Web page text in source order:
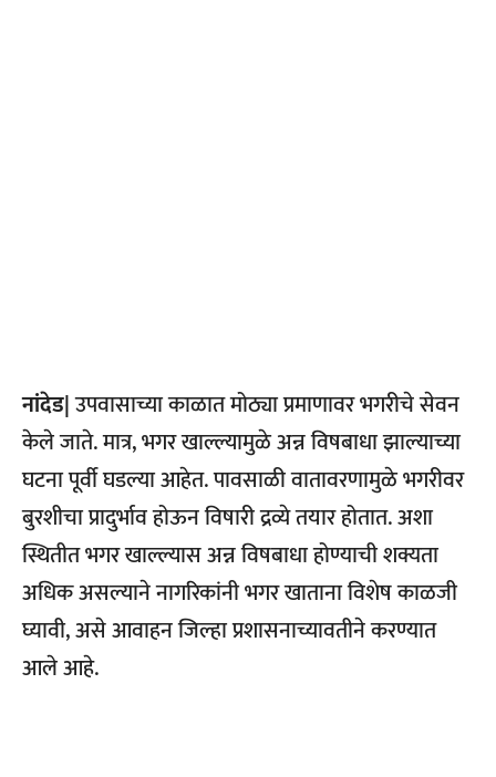
नांदेड|उपवासाच्या काळात मोठ्या प्रमाणावर भगरीचे सेवन
केले जाते. मात्र, भगर खाल्ल्यामुळे अन्न विषबाधा झाल्याच्या
घटना पूर्वी घडल्या आहेत. पावसाळी वातावरणामुळे भगरीवर
बुरशीचा प्रादुर्भाव होऊन विषारी द्रव्ये तयार होतात. अशा
स्थितीत भगर खाल्ल्यास अन्न विषबाधा होण्याची शक्यता
अधिक असल्याने नागरिकांनी भगर खाताना विशेष काळजी
घ्यावी, असे आवाहन जिल्हा प्रशासनाच्यावतीने करण्यात
आले आहे.